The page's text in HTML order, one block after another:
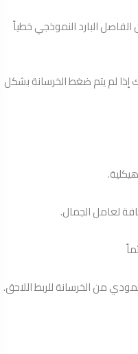
البارد النموذجي خطياً
لم يتم ضغط الخرسانة بشكل
لعامل الجمال.
من الخرسانة للربط اللاحق.